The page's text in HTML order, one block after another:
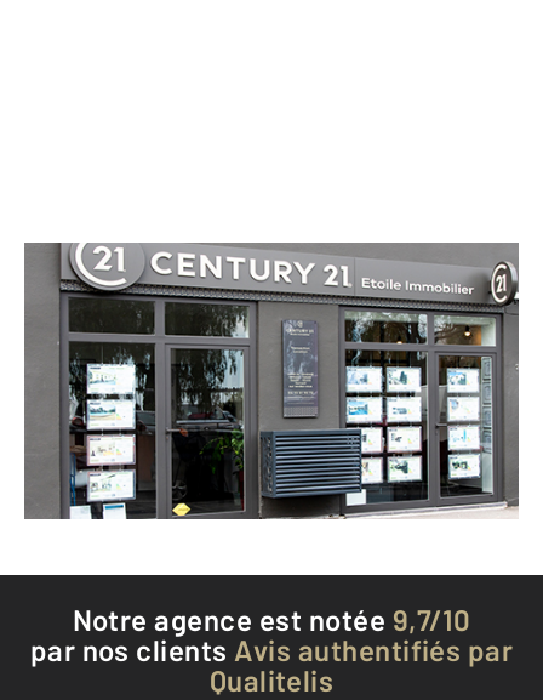
CENTURY 21 Etoile Immobilier
74 avenue Sainte Marguerite
NICE - 06200
Envoyer un message
Téléphoner à l'agence
Notre agence est notée 9,7/10
par nos clients Avis authentifiés par
Qualitelis